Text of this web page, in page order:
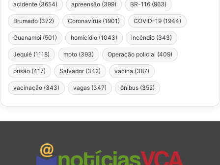
acidente (3654) apreensão (399) BR-116 (963)
Brumado (372) Coronavírus (1901) COVID-19 (1944)
Guanambi (501) homicídio (1043) incêndio (343)
Jequié (1118) moto (393) Operação policial (409)
prisão (417) Salvador (342) vacina (387)
vacinação (343) vagas (347) ônibus (352)